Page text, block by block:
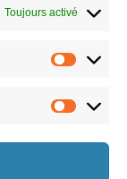
Toujours activé
12h et 13h30-17h,